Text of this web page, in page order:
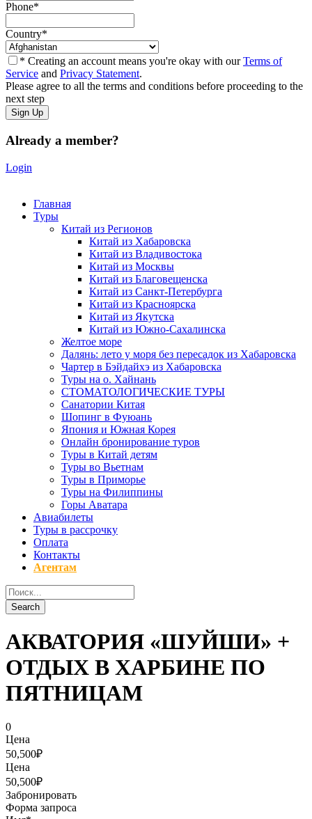
Phone*
Country*
* Creating an account means you're okay with ourTerms of
Service and Privacy Statement.
Please agree to all the terms and conditions before proceeding to the
next step
Already a member?
Login
Главная
Туры
Китай из Регионов
Китай из Хабаровска
Китай из Владивостока
Китай из Москвы
Китай из Благовещенска
Китай из Санкт-Петербурга
Китай из Красноярска
Китай из Якутска
Китай из Южно-Сахалинска
Желтое море
Далянь: лето у моря без пересадок из Хабаровска
Чартер в Бэйдайхэ из Хабаровска
Туры на о. Хайнань
СТОМАТОЛОГИЧЕСКИЕ ТУРЫ
Санатории Китая
Шопинг в Фуюань
Япония и Южная Корея
Онлайн бронирование туров
Туры в Китай детям
Туры во Вьетнам
Туры в Приморье
Туры на Филиппины
Горы Аватара
Авиабилеты
Туры в рассрочку
Оплата
Контакты
Агентам
АКВАТОРИЯ «ШУЙШИ» +
ОТДЫХ В ХАРБИНЕ ПО
ПЯТНИЦАМ
0
Цена
50,500₽
Цена
50,500₽
Забронировать
Форма запроса